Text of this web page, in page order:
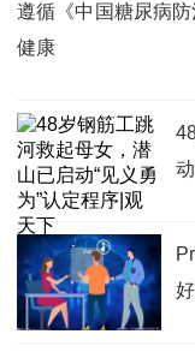
遵循《中国糖尿病
健康